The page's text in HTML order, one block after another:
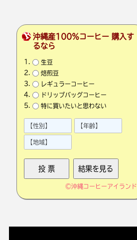
沖縄産100％コーヒー 購入す
るなら
生豆
焙煎豆
レギュラーコーヒー
ドリップバッグコーヒー
特に買いたいと思わない
©沖縄コーヒーアイランド